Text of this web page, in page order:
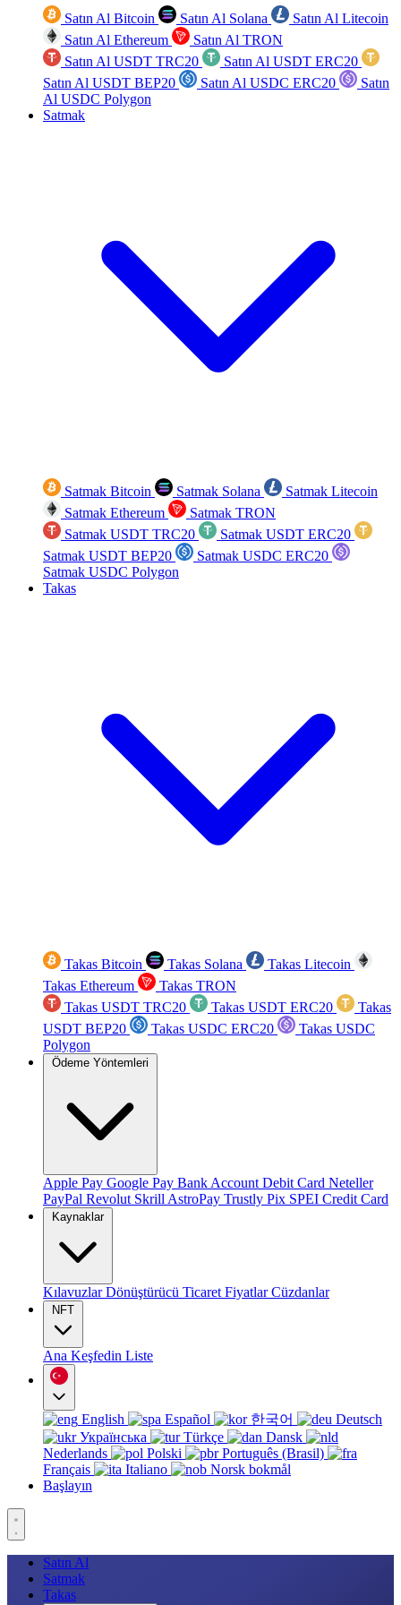
Satın Al Bitcoin Satın Al Solana
Satın Al Litecoin
Satın Al Ethereum
Satın Al TRON
Satın Al USDT TRC20
Satın Al USDT ERC20
Satın Al USDT BEP20
Satın Al USDC ERC20
Satın
Al USDC Polygon
Satmak
Satmak Bitcoin Satmak Solana
Satmak Litecoin
Satmak Ethereum
Satmak TRON
Satmak USDT TRC20
Satmak USDT ERC20
Satmak USDT BEP20
Satmak USDC ERC20
Satmak USDC Polygon
Takas
Takas Bitcoin Takas Solana
Takas Litecoin
Takas Ethereum
Takas TRON
Takas USDT TRC20
Takas USDT ERC20
Takas
USDT BEP20
Takas USDC ERC20
Takas USDC
Polygon
Ödeme Yöntemleri
Apple Pay Google Pay Bank Account Debit Card Neteller
PayPal Revolut Skrill AstroPay Trustly Pix SPEI Credit Card
Kaynaklar
KılavuzlarDönüştürücü Ticaret FiyatlarCüzdanlar
NFT
Ana Keşfedin Liste
English Español 한국어
Deutsch
Українська
Türkçe
Dansk
Nederlands
Polski
Português (Brasil)
Français
Italiano
Norsk bokmål
Başlayın
Satın Al
Satmak
Takas